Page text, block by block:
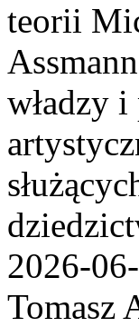
teorii
władzy
2026-
Tomasz